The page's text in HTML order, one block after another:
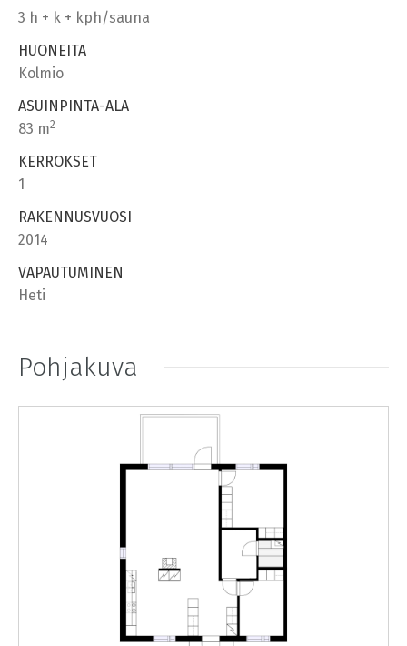
3 h + k + kph/sauna
HUONEITA
Kolmio
ASUINPINTA-ALA
83 m2
KERROKSET
1
RAKENNUSVUOSI
2014
VAPAUTUMINEN
Heti
Pohjakuva